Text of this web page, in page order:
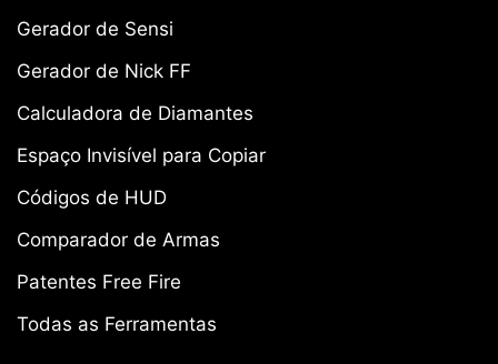
Gerador de Sensi
Gerador de Nick FF
Calculadora de Diamantes
Espaço Invisível para Copiar
Códigos de HUD
Comparador de Armas
Patentes Free Fire
Todas as Ferramentas